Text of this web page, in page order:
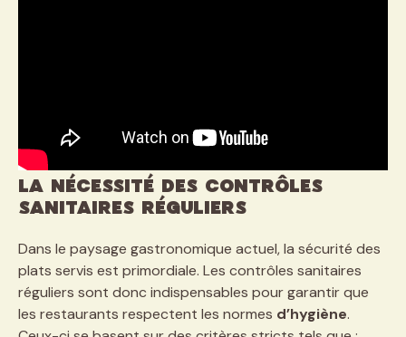
La nécessité des contrôles
sanitaires réguliers
Dans le paysage gastronomique actuel, la sécurité des
plats servis est primordiale. Les contrôles sanitaires
réguliers sont donc indispensables pour garantir que
les restaurants respectent les normes d’hygiène.